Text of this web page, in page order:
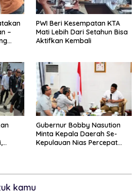
–
PWI Beri Kesempatan KTA
Mati Lebih Dari Setahun Bisa
Aktifkan Kembali
Gubernur Bobby Nasution
Minta Kepala Daerah Se-
Kepulauan Nias Percepat
kamu